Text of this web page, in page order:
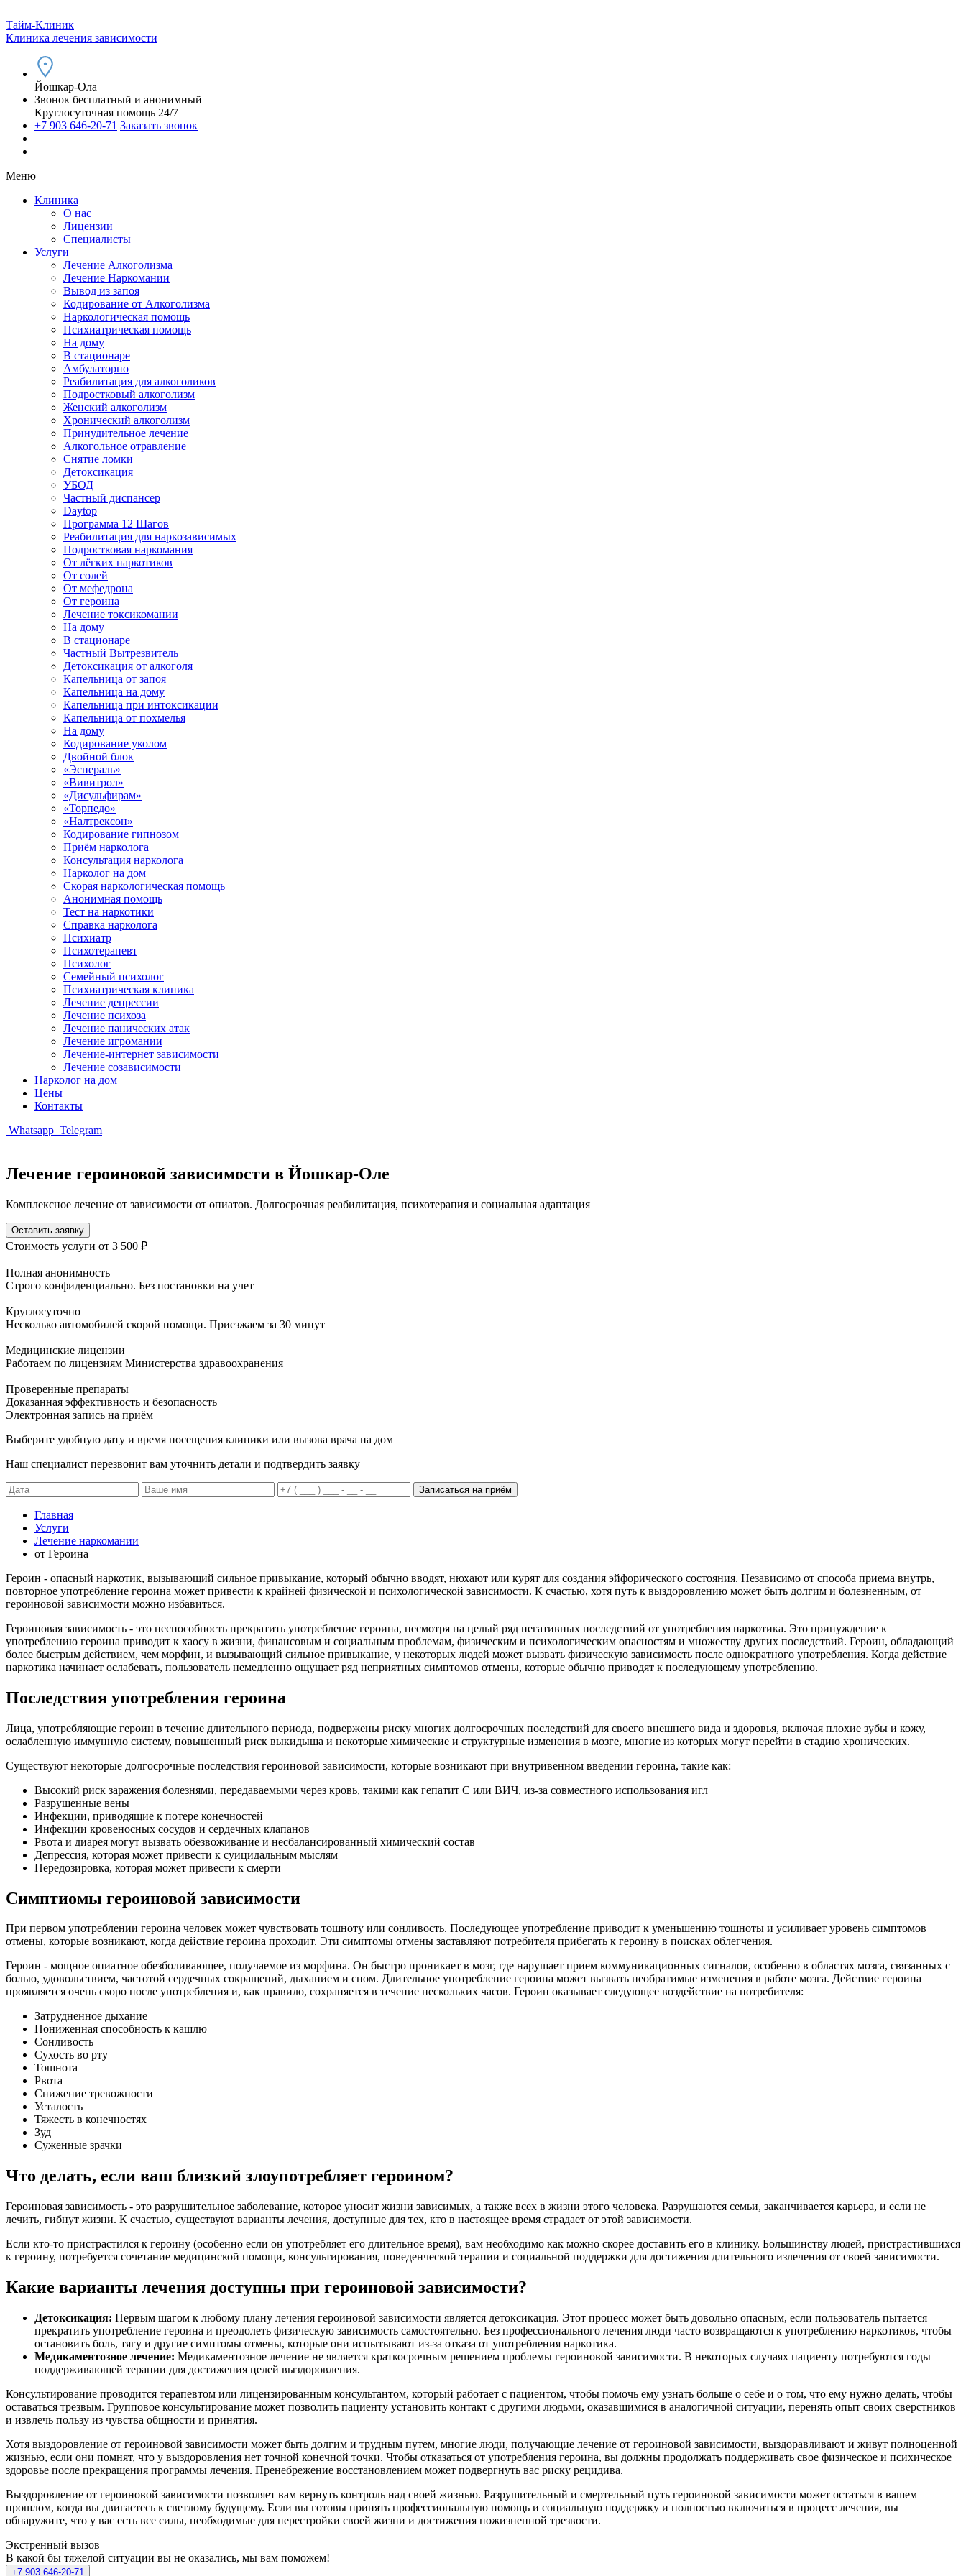
Тайм-Клиник
Клиника лечения зависимости
Йошкар-Ола
Звонок бесплатный и анонимный
Круглосуточная помощь 24/7
+7 903 646-20-71 Заказать звонок
Меню
Клиника
О нас
Лицензии
Специалисты
Услуги
Лечение Алкоголизма
Лечение Наркомании
Вывод из запоя
Кодирование от Алкоголизма
Наркологическая помощь
Психиатрическая помощь
На дому
В стационаре
Амбулаторно
Реабилитация для алкоголиков
Подростковый алкоголизм
Женский алкоголизм
Хронический алкоголизм
Принудительное лечение
Алкогольное отравление
Снятие ломки
Детоксикация
УБОД
Частный диспансер
Daytop
Программа 12 Шагов
Реабилитация для наркозависимых
Подростковая наркомания
От лёгких наркотиков
От солей
От мефедрона
От героина
Лечение токсикомании
На дому
В стационаре
Частный Вытрезвитель
Детоксикация от алкоголя
Капельница от запоя
Капельница на дому
Капельница при интоксикации
Капельница от похмелья
На дому
Кодирование уколом
Двойной блок
«Эспераль»
«Вивитрол»
«Дисульфирам»
«Торпедо»
«Налтрексон»
Кодирование гипнозом
Приём нарколога
Консультация нарколога
Нарколог на дом
Скорая наркологическая помощь
Анонимная помощь
Тест на наркотики
Справка нарколога
Психиатр
Психотерапевт
Психолог
Семейный психолог
Психиатрическая клиника
Лечение депрессии
Лечение психоза
Лечение панических атак
Лечение игромании
Лечение-интернет зависимости
Лечение созависимости
Нарколог на дом
Цены
Контакты
Whatsapp Telegram
Лечение героиновой зависимости в Йошкар-Оле
Комплексное лечение от зависимости от опиатов. Долгосрочная реабилитация, психотерапия и социальная адаптация
Оставить заявку
Стоимость услуги от 3 500 ₽
Полная анонимность
Строго конфиденциально. Без постановки на учет
Круглосуточно
Несколько автомобилей скорой помощи. Приезжаем за 30 минут
Медицинские лицензии
Работаем по лицензиям Министерства здравоохранения
Проверенные препараты
Доказанная эффективность и безопасность
Электронная запись на приём
Выберите удобную дату и время посещения клиники или вызова врача на дом
Наш специалист перезвонит вам уточнить детали и подтвердить заявку
Записаться на приём
Главная
Услуги
Лечение наркомании
от Героина
Героин - опасный наркотик, вызывающий сильное привыкание, который обычно вводят, нюхают или курят для создания эйфорического состояния. Независимо от способа приема внутрь,
повторное употребление героина может привести к крайней физической и психологической зависимости. К счастью, хотя путь к выздоровлению может быть долгим и болезненным, от
героиновой зависимости можно избавиться.
Героиновая зависимость - это неспособность прекратить употребление героина, несмотря на целый ряд негативных последствий от употребления наркотика. Это принуждение к
употреблению героина приводит к хаосу в жизни, финансовым и социальным проблемам, физическим и психологическим опасностям и множеству других последствий. Героин, обладающий
более быстрым действием, чем морфин, и вызывающий сильное привыкание, у некоторых людей может вызвать физическую зависимость после однократного употребления. Когда действие
наркотика начинает ослабевать, пользователь немедленно ощущает ряд неприятных симптомов отмены, которые обычно приводят к последующему употреблению.
Последствия употребления героина
Лица, употребляющие героин в течение длительного периода, подвержены риску многих долгосрочных последствий для своего внешнего вида и здоровья, включая плохие зубы и кожу,
ослабленную иммунную систему, повышенный риск выкидыша и некоторые химические и структурные изменения в мозге, многие из которых могут перейти в стадию хронических.
Существуют некоторые долгосрочные последствия героиновой зависимости, которые возникают при внутривенном введении героина, такие как:
Высокий риск заражения болезнями, передаваемыми через кровь, такими как гепатит С или ВИЧ, из-за совместного использования игл
Разрушенные вены
Инфекции, приводящие к потере конечностей
Инфекции кровеносных сосудов и сердечных клапанов
Рвота и диарея могут вызвать обезвоживание и несбалансированный химический состав
Депрессия, которая может привести к суицидальным мыслям
Передозировка, которая может привести к смерти
Симптиомы героиновой зависимости
При первом употреблении героина человек может чувствовать тошноту или сонливость. Последующее употребление приводит к уменьшению тошноты и усиливает уровень симптомов
отмены, которые возникают, когда действие героина проходит. Эти симптомы отмены заставляют потребителя прибегать к героину в поисках облегчения.
Героин - мощное опиатное обезболивающее, получаемое из морфина. Он быстро проникает в мозг, где нарушает прием коммуникационных сигналов, особенно в областях мозга, связанных с
болью, удовольствием, частотой сердечных сокращений, дыханием и сном. Длительное употребление героина может вызвать необратимые изменения в работе мозга. Действие героина
проявляется очень скоро после употребления и, как правило, сохраняется в течение нескольких часов. Героин оказывает следующее воздействие на потребителя:
Затрудненное дыхание
Пониженная способность к кашлю
Сонливость
Сухость во рту
Тошнота
Рвота
Снижение тревожности
Усталость
Тяжесть в конечностях
Зуд
Суженные зрачки
Что делать, если ваш близкий злоупотребляет героином?
Героиновая зависимость - это разрушительное заболевание, которое уносит жизни зависимых, а также всех в жизни этого человека. Разрушаются семьи, заканчивается карьера, и если не
лечить, гибнут жизни. К счастью, существуют варианты лечения, доступные для тех, кто в настоящее время страдает от этой зависимости.
Если кто-то пристрастился к героину (особенно если он употребляет его длительное время), вам необходимо как можно скорее доставить его в клинику. Большинству людей, пристрастившихся
к героину, потребуется сочетание медицинской помощи, консультирования, поведенческой терапии и социальной поддержки для достижения длительного излечения от своей зависимости.
Какие варианты лечения доступны при героиновой зависимости?
Детоксикация: Первым шагом к любому плану лечения героиновой зависимости является детоксикация. Этот процесс может быть довольно опасным, если пользователь пытается
прекратить употребление героина и преодолеть физическую зависимость самостоятельно. Без профессионального лечения люди часто возвращаются к употреблению наркотиков, чтобы
остановить боль, тягу и другие симптомы отмены, которые они испытывают из-за отказа от употребления наркотика.
Медикаментозное лечение: Медикаментозное лечение не является краткосрочным решением проблемы героиновой зависимости. В некоторых случаях пациенту потребуются годы
поддерживающей терапии для достижения целей выздоровления.
Консультирование проводится терапевтом или лицензированным консультантом, который работает с пациентом, чтобы помочь ему узнать больше о себе и о том, что ему нужно делать, чтобы
оставаться трезвым. Групповое консультирование может позволить пациенту установить контакт с другими людьми, оказавшимися в аналогичной ситуации, перенять опыт своих сверстников
и извлечь пользу из чувства общности и принятия.
Хотя выздоровление от героиновой зависимости может быть долгим и трудным путем, многие люди, получающие лечение от героиновой зависимости, выздоравливают и живут полноценной
жизнью, если они помнят, что у выздоровления нет точной конечной точки. Чтобы отказаться от употребления героина, вы должны продолжать поддерживать свое физическое и психическое
здоровье после прекращения программы лечения. Пренебрежение восстановлением может подвергнуть вас риску рецидива.
Выздоровление от героиновой зависимости позволяет вам вернуть контроль над своей жизнью. Разрушительный и смертельный путь героиновой зависимости может остаться в вашем
прошлом, когда вы двигаетесь к светлому будущему. Если вы готовы принять профессиональную помощь и социальную поддержку и полностью включиться в процесс лечения, вы
обнаружите, что у вас есть все силы, необходимые для перестройки своей жизни и достижения пожизненной трезвости.
Экстренный вызов
В какой бы тяжелой ситуации вы не оказались, мы вам поможем!
+7 903 646-20-71